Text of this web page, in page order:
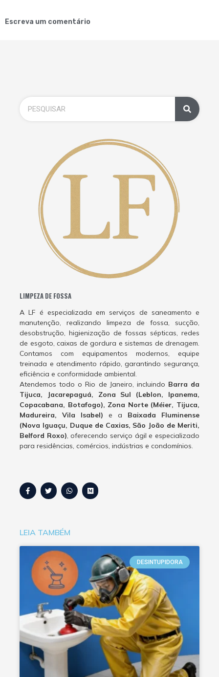
Escreva um comentário
LIMPEZA DE FOSSA
A LF é especializada em serviços de saneamento e
manutenção, realizando limpeza de fossa, sucção,
desobstrução, higienização de fossas sépticas, redes
de esgoto, caixas de gordura e sistemas de drenagem.
Contamos com equipamentos modernos, equipe
treinada e atendimento rápido, garantindo segurança,
eficiência e conformidade ambiental.
Atendemos todo o Rio de Janeiro, incluindo Barra da
Tijuca, Jacarepaguá, Zona Sul (Leblon, Ipanema,
Copacabana, Botafogo), Zona Norte (Méier, Tijuca,
Madureira, Vila Isabel) e a Baixada Fluminense
(Nova Iguaçu, Duque de Caxias, São João de Meriti,
Belford Roxo), oferecendo serviço ágil e especializado
para residências, comércios, indústrias e condomínios.
LEIA TAMBÉM
DESINTUPIDORA